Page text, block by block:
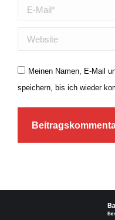
E-Mail *
Website
Meinen Namen, E-Mail
speichern, bis ich wieder